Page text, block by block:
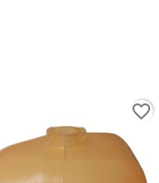
favorite_border